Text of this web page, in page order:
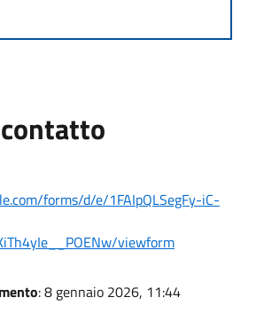
forms/d/e/1FAIpQLSegFy-iC-
viewform
: 8 gennaio 2026, 11:44